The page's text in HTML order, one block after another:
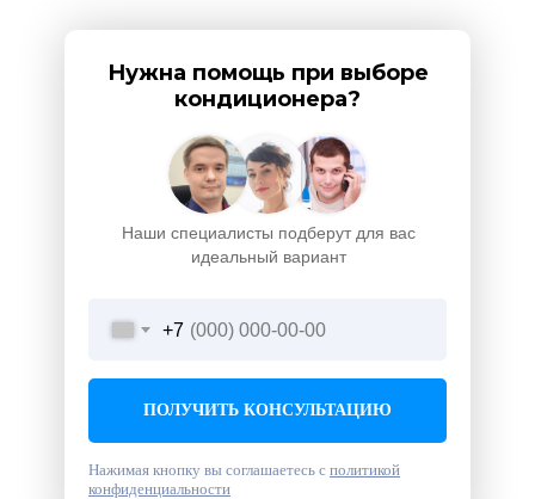
Наши специалисты подберут для вас
идеальный вариант
Нужна помощь при выборе
кондиционера?
+7
ПОЛУЧИТЬ КОНСУЛЬТАЦИЮ
Нажимая кнопку вы соглашаетесь с политикой
конфиденциальности